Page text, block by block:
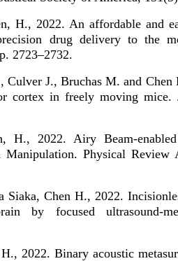
H., 2022. An affordable and
drug delivery to the
2723–2732.
J., Bruchas M. and
cortex in freely moving mice.
2022. Airy Beam-
Manipulation. Physical Review
Chen H., 2022.
by focused ultrasound-
2022. Binary acoustic